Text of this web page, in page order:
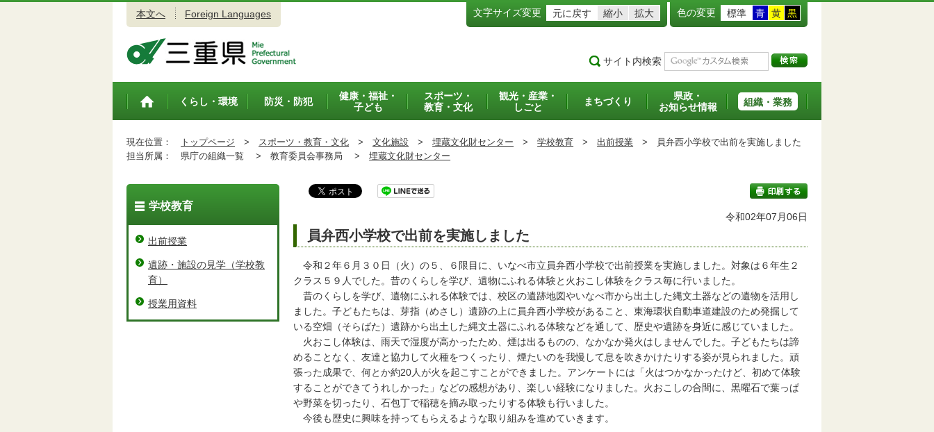
本文へ Foreign Languages 文字サイズ変更 元に戻す 縮小 拡大 色の変更 標準 青 黄 黒
サイト内検索
トップペ
くらし・環境 防災・防犯
健康・福祉・
子ども
スポーツ・
教育・文化
観光・産業・
しごと
まちづくり
県政・
お知らせ情報
組織・業務
現在位置： トップページ > スポーツ・教育・文化 > 文化施設 > 埋蔵文化財センター > 学校教育 > 出前授業 > 員弁西小学校で出前を実施しました
担当所属：
県庁の組織一覧 > 教育委員会事務局 > 埋蔵文化財センター
印刷する
令和02年07月06日
員弁西小学校で出前を実施しました
令和２年６月３０日（火）の５、６限目に、いなべ市立員弁西小学校で出前授業を実施しました。対象は６年生２
クラス５９人でした。昔のくらしを学び、遺物にふれる体験と火おこし体験をクラス毎に行いました。
昔のくらしを学び、遺物にふれる体験では、校区の遺跡地図やいなべ市から出土した縄文土器などの遺物を活用し
ました。子どもたちは、芽指（めさし）遺跡の上に員弁西小学校があること、東海環状自動車道建設のため発掘して
いる空畑（そらばた）遺跡から出土した縄文土器にふれる体験などを通して、歴史や遺跡を身近に感じていました。
火おこし体験は、雨天で湿度が高かったため、煙は出るものの、なかなか発火はしませんでした。子どもたちは諦
めることなく、友達と協力して火種をつくったり、煙たいのを我慢して息を吹きかけたりする姿が見られました。頑
張った成果で、何とか約20人が火を起こすことができました。アンケートには「火はつかなかったけど、初めて体験
することができてうれしかった」などの感想があり、楽しい経験になりました。火おこしの合間に、黒曜石で葉っぱ
や野菜を切ったり、石包丁で稲穂を摘み取ったりする体験も行いました。
今後も歴史に興味を持ってもらえるような取り組みを進めていきます。
学校教育
出前授業
遺跡・施設の見学（学校教
育）
授業用資料